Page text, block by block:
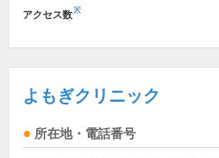
アクセス数※
よもぎクリニック
所在地・電話番号